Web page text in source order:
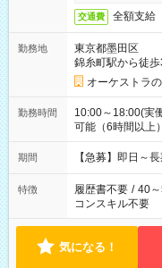
交通費 全額支給
勤務地
東京都墨田区
錦糸町駅から徒
オーケストラ
勤務時間
10:00～18:00(実
可能（6時間以上）
期間 【急募】即日～
特徴 履歴書不要 / 40
コンスキル不要
気になる！